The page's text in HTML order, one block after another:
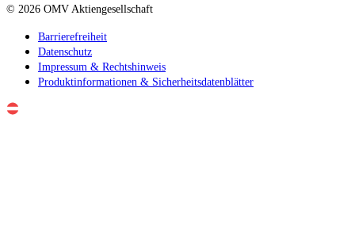
© 2026 OMV Aktiengesellschaft
Barrierefreiheit
Datenschutz
Impressum & Rechtshinweis
Produktinformationen & Sicherheitsdatenblätter